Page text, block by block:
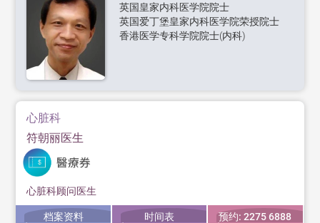
英国皇家内科医学院院士
英国爱丁堡皇家内科医学院荣授院士
香港医学专科学院院士(内科)
心脏科
符朝丽医生
心脏科顾问医生
档案资料 时间表 预约: 2275 6888